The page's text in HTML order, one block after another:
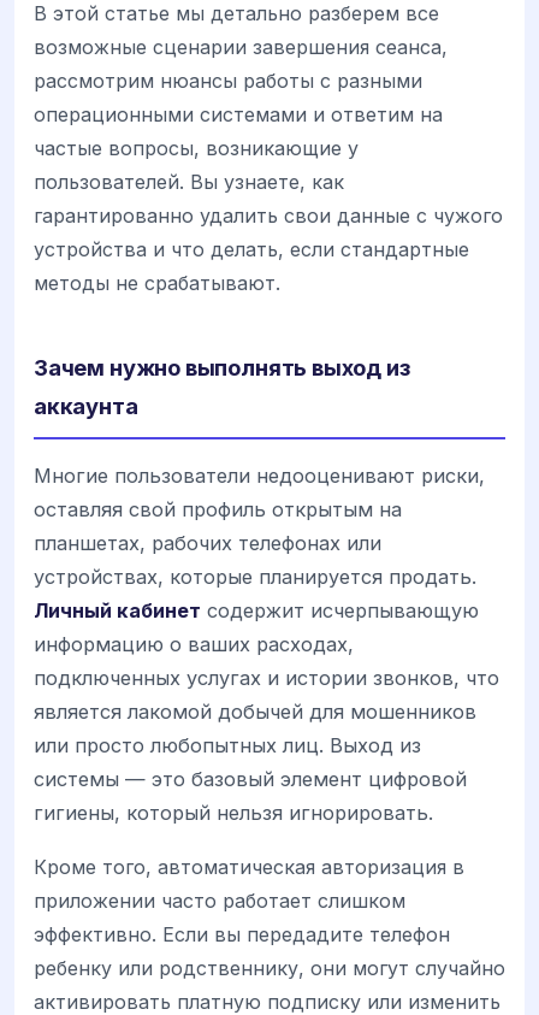
В этой статье мы детально разберем все
возможные сценарии завершения сеанса,
рассмотрим нюансы работы с разными
операционными системами и ответим на
частые вопросы, возникающие у
пользователей. Вы узнаете, как
гарантированно удалить свои данные с чужого
устройства и что делать, если стандартные
методы не срабатывают.
Зачем нужно выполнять выход из
аккаунта
Многие пользователи недооценивают риски,
оставляя свой профиль открытым на
планшетах, рабочих телефонах или
устройствах, которые планируется продать.
Личный кабинет содержит исчерпывающую
информацию о ваших расходах,
подключенных услугах и истории звонков, что
является лакомой добычей для мошенников
или просто любопытных лиц. Выход из
системы — это базовый элемент цифровой
гигиены, который нельзя игнорировать.
Кроме того, автоматическая авторизация в
приложении часто работает слишком
эффективно. Если вы передадите телефон
ребенку или родственнику, они могут случайно
активировать платную подписку или изменить